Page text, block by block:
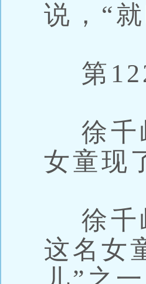
说，“
第
徐千
女童现
徐千
这名女